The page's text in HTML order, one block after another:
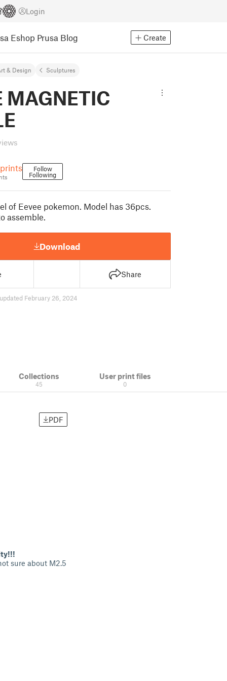
Login
Eshop Prusa Blog Create
& Design Sculptures
MAGNETIC
Follow
Following
of Eevee pokemon. Model has 36pcs.
assemble.
Download
Share
updated February 26, 2024
Collections
45
User print files
0
PDF
sure about M2.5